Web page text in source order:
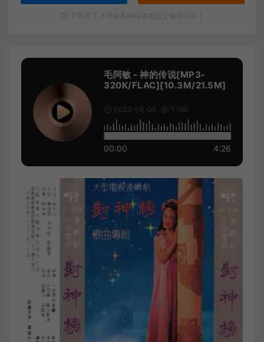
毛阿敏 - 神的传说[MP3-
320K/FLAC][10.3M/21.5M]
2023-08-05 1.76K
00:00 4:26